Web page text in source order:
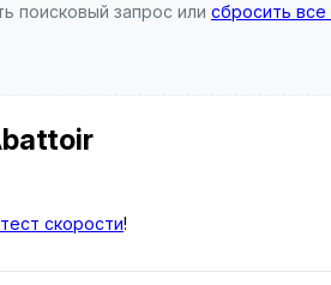
поисковый запрос или сбросить
тест скорости!